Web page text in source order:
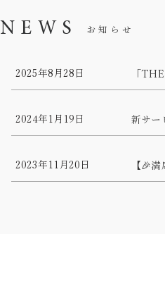
NEWS お知らせ
2025年8月28日 「
2024年1月19日 新サー
2023年11月20日 【🎉